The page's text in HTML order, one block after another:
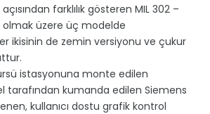
farklılık gösteren MIL 302 –
olmak üzere üç modelde
ikisinin de zemin versiyonu ve çukur
istasyonuna monte edilen
tarafından kumanda edilen Siemens
kullanıcı dostu grafik kontrol